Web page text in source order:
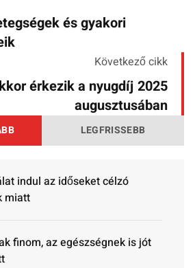
és gyakori
Következő cikk
érkezik a nyugdíj 2025
augusztusában
LEGFRISSEBB
indul az időseket célzó
miatt
finom, az egészségnek is jót